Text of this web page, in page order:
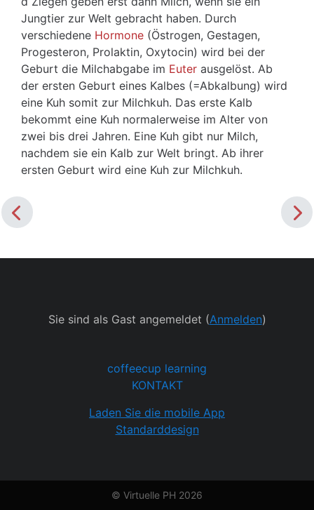
Jungtier zur Welt gebracht haben. Durch
verschiedene Hormone (Östrogen, Gestagen,
Progesteron, Prolaktin, Oxytocin) wird bei der
Geburt die Milchabgabe im Euter ausgelöst. Ab
der ersten Geburt eines Kalbes (=Abkalbung) wird
eine Kuh somit zur Milchkuh. Das erste Kalb
bekommt eine Kuh normalerweise im Alter von
zwei bis drei Jahren. Eine Kuh gibt nur Milch,
nachdem sie ein Kalb zur Welt bringt. Ab ihrer
ersten Geburt wird eine Kuh zur Milchkuh.
Sie sind als Gast angemeldet (Anmelden)
coffeecup learning
KONTAKT
Laden Sie die mobile App
Standarddesign
© Virtuelle PH 2026